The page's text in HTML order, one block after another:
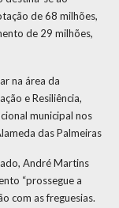
de 68 milhões,
de 29 milhões,
na área da
e Resiliência,
municipal nos
das Palmeiras
André Martins
“prossegue a
com as freguesias.